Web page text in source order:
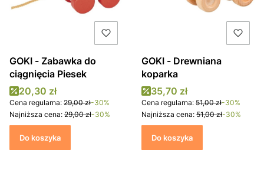
GOKI - Zabawka do
ciągnięcia Piesek
Cena promocyjna
20,30 zł
Cena regularna: 29,00 zł-30%
Najniższa cena: 29,00 zł-30%
Do koszyka
GOKI - Drewniana
koparka
Cena promocyjna
35,70 zł
Cena regularna: 51,00 zł-30%
Najniższa cena: 51,00 zł-30%
Do koszyka